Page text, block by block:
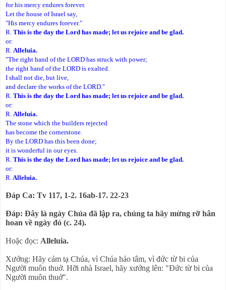
for his mercy endures forever.
Let the house of Israel say,
"His mercy endures forever."
R. This is the day the Lord has made; let us rejoice and be glad.
or:
R. Alleluia.
"The right hand of the LORD has struck with power;
the right hand of the LORD is exalted.
I shall not die, but live,
and declare the works of the LORD."
R. This is the day the Lord has made; let us rejoice and be glad.
or:
R. Alleluia.
The stone which the builders rejected
has become the cornerstone.
By the LORD has this been done;
it is wonderful in our eyes.
R. This is the day the Lord has made; let us rejoice and be glad.
or:
R. Alleluia.
Ðáp Ca: Tv 117, 1-2. 16ab-17. 22-23
Ðáp: Ðây là ngày Chúa đã lập ra, chúng ta hãy mừng rỡ hân
hoan về ngày đó (c. 24).
Hoặc đọc: Alleluia.
Xướng: Hãy cảm tạ Chúa, vì Chúa hảo tâm, vì đức từ bi của
Người muôn thuở. Hỡi nhà Israel, hãy xướng lên: "Ðức từ bi của
Người muôn thuở".